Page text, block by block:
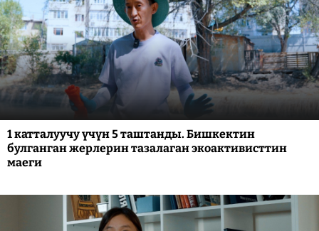
1 катталуучу үчүн 5 таштанды. Бишкектин
булганган жерлерин тазалаган экоактивисттин
маеги